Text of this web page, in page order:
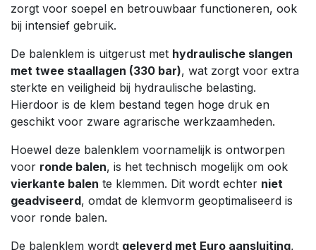
zorgt voor soepel en betrouwbaar functioneren, ook
bij intensief gebruik.
De balenklem is uitgerust met hydraulische slangen
met twee staallagen (330 bar), wat zorgt voor extra
sterkte en veiligheid bij hydraulische belasting.
Hierdoor is de klem bestand tegen hoge druk en
geschikt voor zware agrarische werkzaamheden.
Hoewel deze balenklem voornamelijk is ontworpen
voor ronde balen, is het technisch mogelijk om ook
vierkante balen te klemmen. Dit wordt echter niet
geadviseerd, omdat de klemvorm geoptimaliseerd is
voor ronde balen.
De balenklem wordt geleverd met Euro aansluiting,